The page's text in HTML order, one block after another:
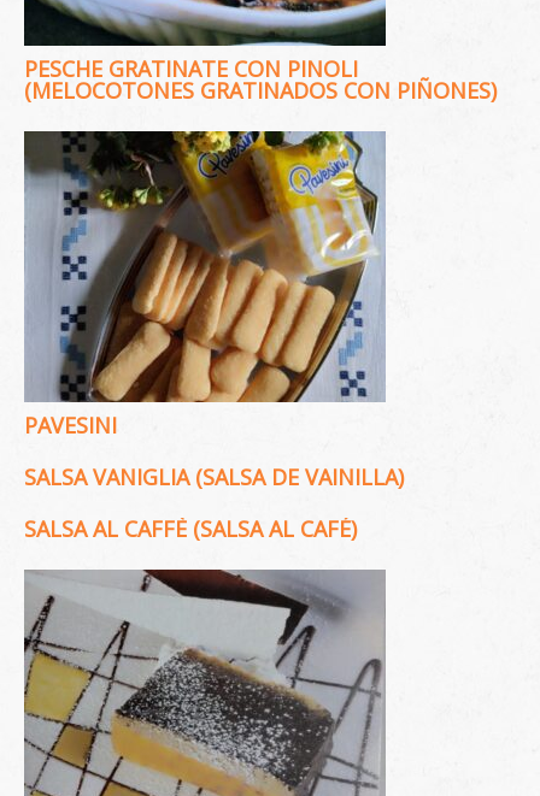
PESCHE GRATINATE CON PINOLI
(MELOCOTONES GRATINADOS CON PIÑONES)
PAVESINI
SALSA VANIGLIA (SALSA DE VAINILLA)
SALSA AL CAFFÈ (SALSA AL CAFÉ)